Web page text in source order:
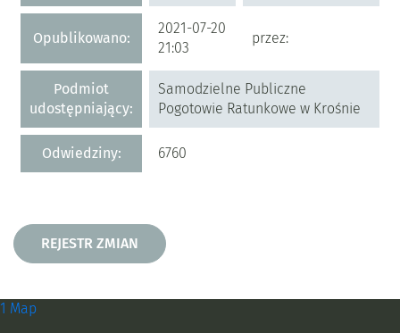
Opublikowano:
2021-07-20
21:03
przez:
Podmiot
udostępniający:
Samodzielne Publiczne
Pogotowie Ratunkowe w Krośnie
Odwiedziny: 6760
Rejestr zmian
REJESTR ZMIAN
Zobacz, gdzie się znajdujemy
1 Map